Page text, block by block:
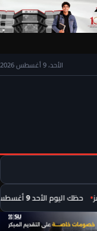
الأحد، 9 أغسطس 2026
حظك اليوم الأحد 9 أغسطس 2026.. توقعات الأبراج على الصعيد المهني والعاطفي